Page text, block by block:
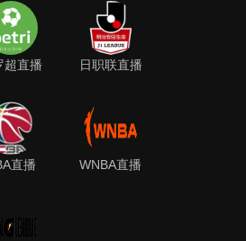
超直播 日职联直播
直播 WNBA直播